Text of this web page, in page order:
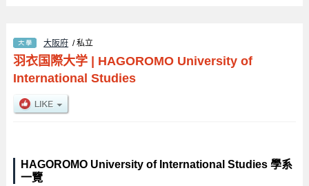
大阪府 / 私立
羽衣国際大学| HAGOROMO University of
International Studies
HAGOROMO University of International Studies 學系
一覽